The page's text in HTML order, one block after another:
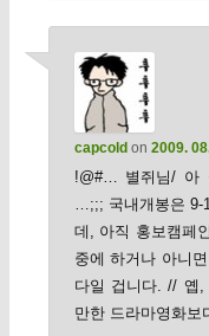
capcoldon 2009.
!@#… 별쥐님/ 아
…;;; 국내개봉은
데, 아직 홍보캠페
중에 하거나 아니
다일 겁니다. // 옙,
만한 드라마영화보